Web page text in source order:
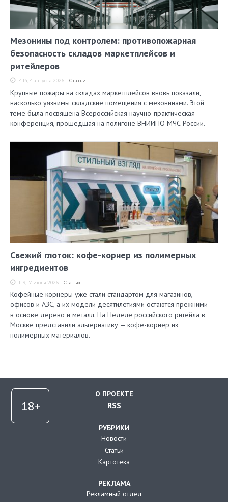
Мезонины под контролем: противопожарная
безопасность складов маркетплейсов и
ритейлеров
14:14, 4 августа 2026 Статьи
Крупные пожары на складах маркетплейсов вновь показали,
насколько уязвимы складские помещения с мезонинами. Этой
теме была посвящена Всероссийская научно-практическая
конференция, прошедшая на полигоне ВНИИПО МЧС России.
Свежий глоток: кофе-корнер из полимерных
ингредиентов
11:19, 17 июля 2026 Статьи
Кофейные корнеры уже стали стандартом для магазинов,
офисов и АЗС, а их модели десятилетиями остаются прежними —
в основе дерево и металл. На Неделе российского ритейла в
Москве представили альтернативу — кофе-корнер из
полимерных материалов.
О ПРОЕКТЕ
RSS
РУБРИКИ
Новости
Статьи
Картотека
РЕКЛАМА
Рекламный отдел